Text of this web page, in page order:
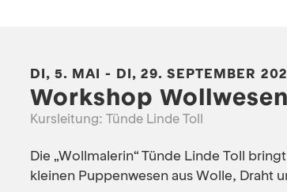
DI, 5. MAI - DI, 29. SEPTEMBER
Workshop Wollwesen
Kursleitung: Tünde Linde Toll
Die „Wollmalerin“ Tünde Linde Toll
kleinen Puppenwesen aus Wolle, Draht